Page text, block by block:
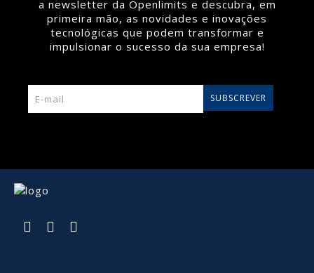
a newsletter da Openlimits e descubra, em
primeira mão, as novidades e inovações
tecnológicas que podem transformar e
impulsionar o sucesso da sua empresa!
SUBSCREVER